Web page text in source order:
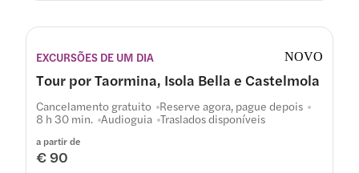
EXCURSÕES DE UM DIA NOVO
Tour por Taormina, Isola Bella e Castelmola
a partir de
€ 90
Cancelamento gratuito Reserve agora, pague depois
8 h 30 min. Audioguia Traslados disponíveis